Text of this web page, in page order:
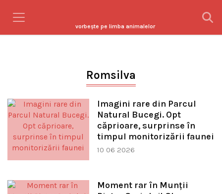
vorbeşte pe limba animalelor
Romsilva
Imagini rare din Parcul
Natural Bucegi. Opt
căprioare, surprinse în
timpul monitorizării faunei
10 06 2026
Moment rar în Munții